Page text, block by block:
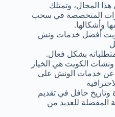
المجال، وتمتلك
المتخصصة في سحب
وأشكالها.
أفضل خدمات ونش
بشكل فعال.
الكويت هي الخيار
عن خدمات الونش على
وتاريخ حافل في تقديم
المفضلة للعديد من